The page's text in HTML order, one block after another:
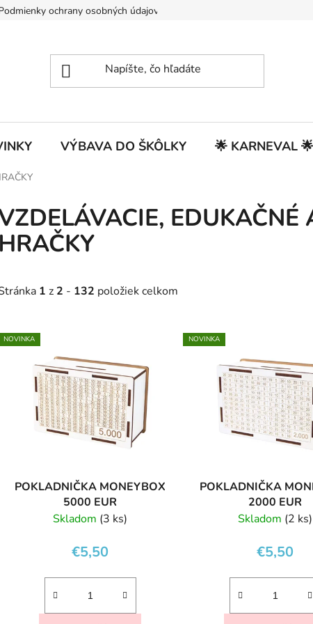
ochrany osobných údajov
VÝBAVA DO ŠKÔLKY 🌟 KARNEVAL 🌟
EDUKAČNÉ
HRAČKY
1 z 2 - 132 položiek celkom
NOVINKA
POKLADNIČKA MONEYBOX
5000 EUR
Skladom (3 ks)
€5,50
NOVINKA
POKLADNIČKA
2000 EUR
Skladom (2 ks)
€5,50